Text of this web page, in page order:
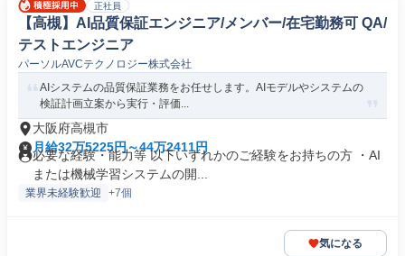
正社員
【高槻】AI品質保証エンジニア/メンバー/在宅勤務可 QA/
テストエンジニア
パーソルAVCテクノロジー株式会社
AIシステムの品質保証業務をお任せします。AIモデルやシステムの
検証計画立案から実行・評価...
大阪府高槻市
月給32万5225円～44万2411円
必要な経験・能力等 以下いずれかのご経験をお持ちの方 ・AI
または機械学習システムの開...
業界未経験歓迎 +7個
気になる